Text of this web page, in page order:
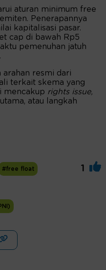
aturan minimum free
Penerapannya
kapitalisasi pasar.
cap di bawah Rp5
pemenuhan jatuh
arahan resmi dari
terkait skema yang
mencakup rights issue,
atau langkah
#free float 1